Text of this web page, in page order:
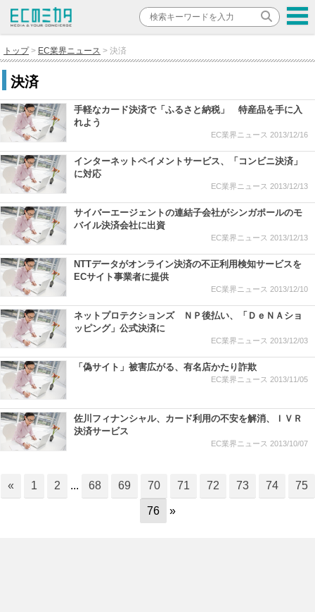
トップ EC業界ニュース 決済
決済
手軽なカード決済で「ふるさと納税」 特産品を手に入
れよう
EC業界ニュース 2013/12/16
インターネットペイメントサービス、「コンビニ決済」
に対応
EC業界ニュース 2013/12/13
サイバーエージェントの連結子会社がシンガポールのモ
バイル決済会社に出資
EC業界ニュース 2013/12/13
NTTデータがオンライン決済の不正利用検知サービスを
ECサイト事業者に提供
EC業界ニュース 2013/12/10
ネットプロテクションズ ＮＰ後払い、「ＤｅＮＡショ
ッピング」公式決済に
EC業界ニュース 2013/12/03
「偽サイト」被害広がる、有名店かたり詐欺
EC業界ニュース 2013/11/05
佐川フィナンシャル、カード利用の不安を解消、ＩＶＲ
決済サービス
EC業界ニュース 2013/10/07
« 1 2 ... 68 69 70 71 72 73 74 75
76 »